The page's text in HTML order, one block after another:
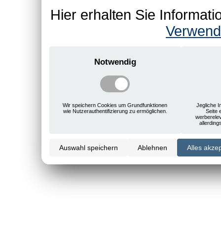
Hier erhalten Sie
Notwendig
Wir speichern Cookies um Grundfunktionen
wie Nutzerauthentifizierung zu ermöglichen.
Jegliche
Seite
Auswahl speichern Ablehnen Alles